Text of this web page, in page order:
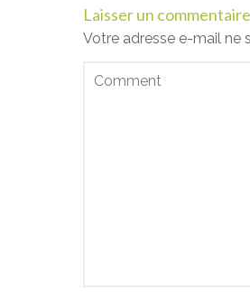
Laisser un commentaire
Votre adresse e-mail ne